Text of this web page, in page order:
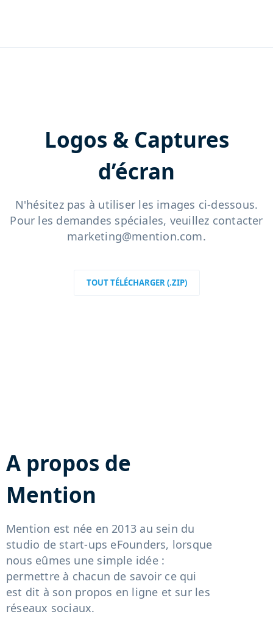
Logos & Captures
d’écran
N'hésitez pas à utiliser les images ci-dessous.
Pour les demandes spéciales, veuillez contacter
marketing@mention.com.
TOUT TÉLÉCHARGER (.ZIP)
A propos de
Mention
Mention est née en 2013 au sein du
studio de start-ups eFounders, lorsque
nous eûmes une simple idée :
permettre à chacun de savoir ce qui
est dit à son propos en ligne et sur les
réseaux sociaux.